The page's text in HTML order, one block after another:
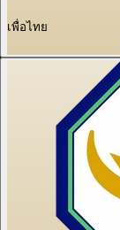
เพื่อไทย